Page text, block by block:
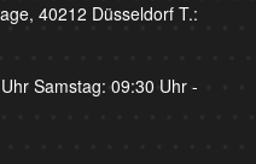
40212 Düsseldorf T.:
Samstag: 09:30 Uhr -